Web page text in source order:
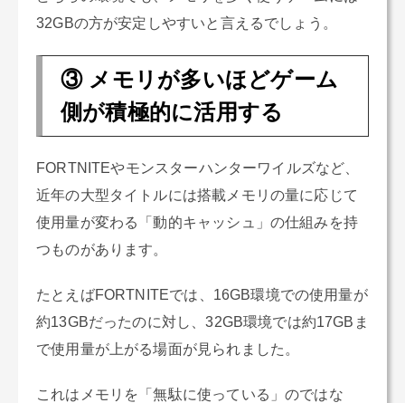
32GBの方が安定しやすいと言えるでしょう。
③ メモリが多いほどゲーム
側が積極的に活用する
FORTNITEやモンスターハンターワイルズなど、
近年の大型タイトルには搭載メモリの量に応じて
使用量が変わる「動的キャッシュ」の仕組みを持
つものがあります。
たとえばFORTNITEでは、16GB環境での使用量が
約13GBだったのに対し、32GB環境では約17GBま
で使用量が上がる場面が見られました。
これはメモリを「無駄に使っている」のではな